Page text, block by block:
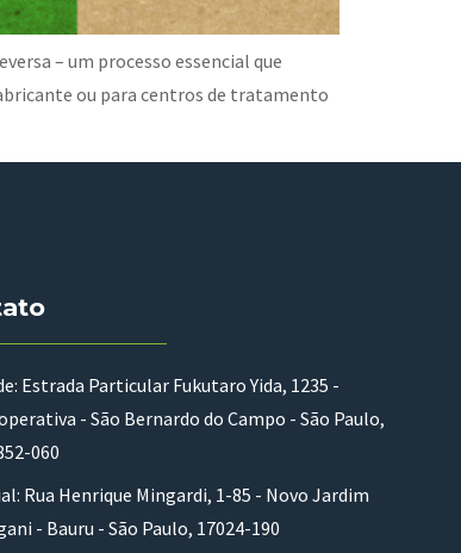
– um processo essencial que
ou para centros de tratamento
Estrada Particular Fukutaro Yida, 1235 -
- São Bernardo do Campo - São Paulo,
060
Rua Henrique Mingardi, 1-85 - Novo Jardim
- Bauru - São Paulo, 17024-190